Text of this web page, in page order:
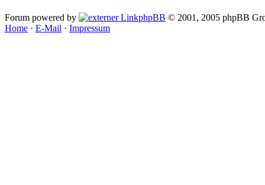
Forum powered by phpBB © 2001, 2005 phpBB
Home · E-Mail · Impressum